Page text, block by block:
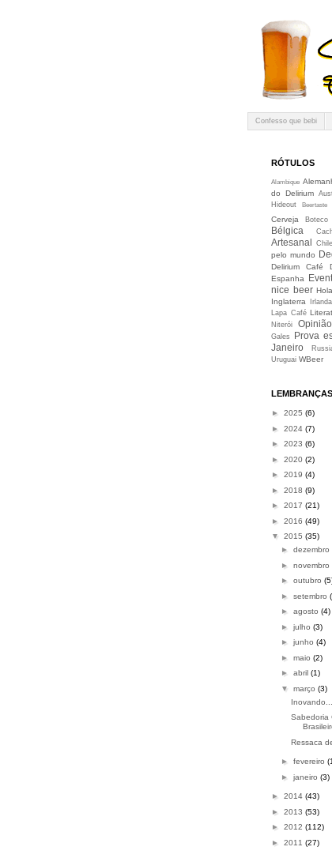
Confesso que bebi
RÓTULOS
Alambique
do Delirium
Hideout
Beertaste
Cerveja
Boteco
Bélgica
Artesanal
Chile
pelo mundo
Delirium Café
Espanha
nice beer
Inglaterra
Irlanda
Lapa Café
Niterói
Gales
Prova
Janeiro
Uruguai WBeer
► 2025 (6)
► 2024 (7)
► 2023 (6)
► 2020 (2)
► 2019 (4)
► 2018 (9)
► 2017 (21)
► 2016 (49)
▼ 2015 (35)
► dezembro
► novembro
► outubro
► setembro
► agosto (4)
► julho (3)
► junho (4)
► maio (2)
► abril (1)
▼ março (3)
Inovando...
Sabedoria
Ressaca
► fevereiro
► janeiro (3)
► 2014 (43)
► 2013 (53)
► 2012 (112)
► 2011 (27)